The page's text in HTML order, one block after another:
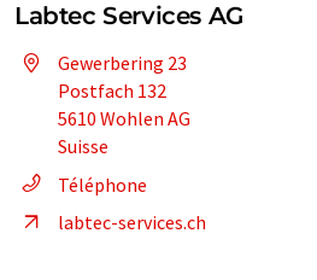
Labtec Services AG
Gewerbering 23
Postfach 132
5610 Wohlen AG
Suisse
Téléphone
labtec-services.ch